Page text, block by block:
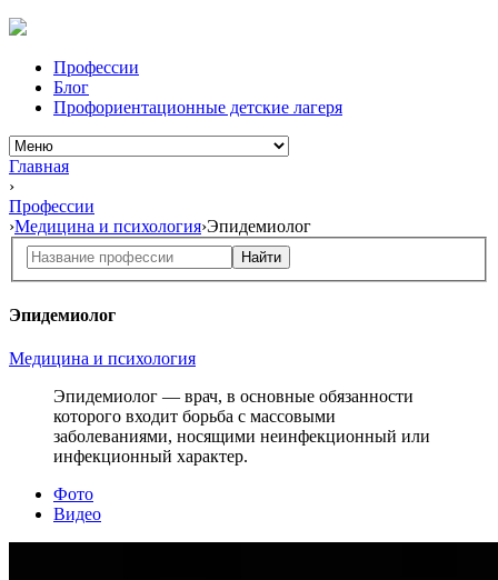
Профессии
Блог
Профориентационные детские лагеря
Главная
›
Профессии
›Медицина и психология›Эпидемиолог
Найти
Эпидемиолог
Медицина и психология
Эпидемиолог — врач, в основные обязанности
которого входит борьба с массовыми
заболеваниями, носящими неинфекционный или
инфекционный характер.
Фото
Видео